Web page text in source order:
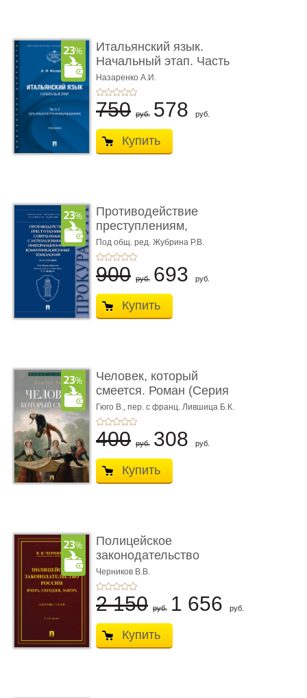
Итальянский язык.
Начальный этап. Часть
2. Учеб� ...
Назаренко А.И.
750 руб. 578 руб.
Купить
Противодействие
преступлениям,
совершаемым с ...
Под общ. ред. Жубрина Р.В.
900 руб. 693 руб.
Купить
Человек, который
смеется. Роман (Серия
«Роман с ...
Гюго В., пер. с франц. Лившица Б.К.
400 руб. 308 руб.
Купить
Полицейское
законодательство
России: вчера, с� ...
Черников В.В.
2 150 руб. 1 656 руб.
Купить